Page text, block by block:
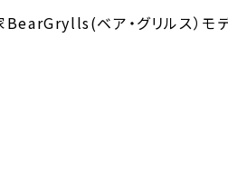
ベア・グリルス）モ